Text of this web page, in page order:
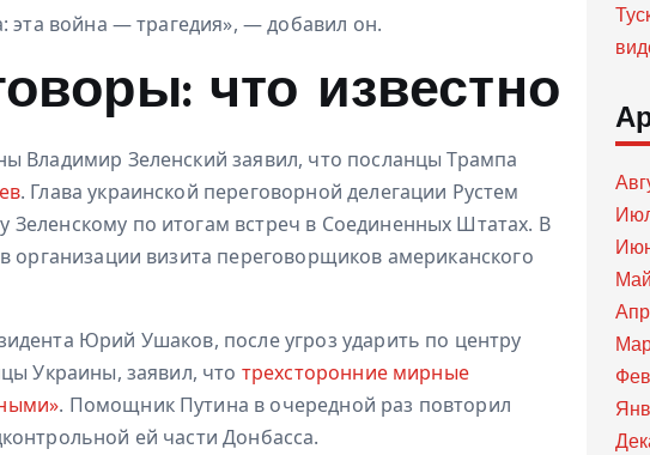
эта война — трагедия», — добавил он.
что известно
Владимир Зеленский заявил, что посланцы Трампа
. Глава украинской переговорной делегации Рустем
по итогам встреч в Соединенных Штатах. В
организации визита переговорщиков американского
Юрий Ушаков, после угроз ударить по центру
Украины, заявил, что трехсторонние мирные
. Помощник Путина в очередной раз повторил
ей части Донбасса.